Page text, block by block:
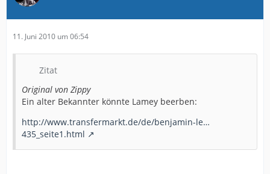
11. Juni 2010 um 06:54
Zitat
Original von Zippy
Ein alter Bekannter könnte Lamey beerben:
http://www.transfermarkt.de/de/benjamin-le…
435_seite1.html